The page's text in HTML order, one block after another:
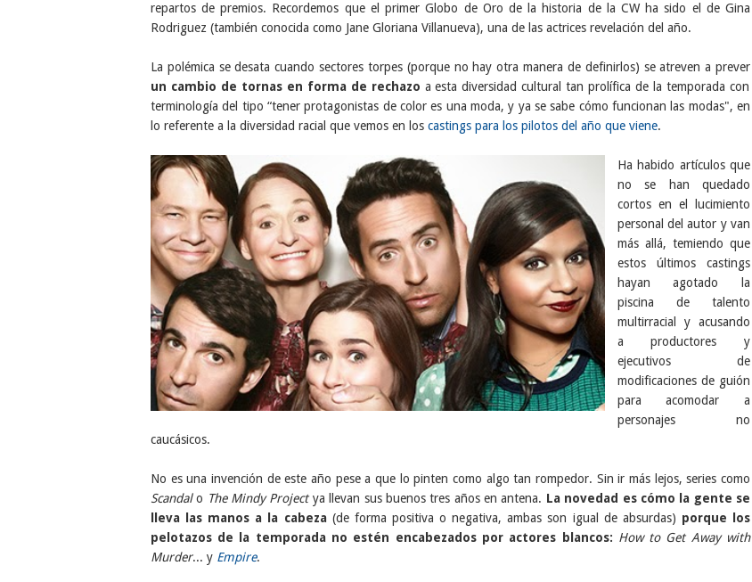
repartos de premios. Recordemos que el primer Globo de Oro de la historia de la CW ha sido el de Gina
Rodriguez (también conocida como Jane Gloriana Villanueva), una de las actrices revelación del año.
La polémica se desata cuando sectores torpes (porque no hay otra manera de definirlos) se atreven a prever
un cambio de tornas en forma de rechazo a esta diversidad cultural tan prolífica de la temporada con
terminología del tipo “tener protagonistas de color es una moda, y ya se sabe cómo funcionan las modas", en
lo referente a la diversidad racial que vemos en los castings para los pilotos del año que viene.
Ha habido artículos que
no se han quedado
cortos en el lucimiento
personal del autor y van
más allá, temiendo que
estos últimos castings
hayan agotado la
piscina de talento
multirracial y acusando
a productores y
ejecutivos de
modificaciones de guión
para acomodar a
personajes no
caucásicos.
No es una invención de este año pese a que lo pinten como algo tan rompedor. Sin ir más lejos, series como
Scandalo The Mindy Projectya llevan sus buenos tres años en antena. La novedad es cómo la gente se
lleva las manos a la cabeza(de forma positiva o negativa, ambas son igual de absurdas) porque los
pelotazos de la temporada no estén encabezados por actores blancos: How to Get Away with
Murder... y Empire.